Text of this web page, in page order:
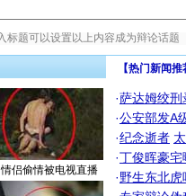
情侣偷情被电视直播
【热门新闻
·萨达姆绞刑
·公安部发A
·纪念逝者
·丁俊晖豪
·野生东北